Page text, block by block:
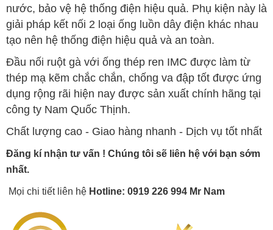
nước, bảo vệ hệ thống điện hiệu quả. Phụ kiện này là
giải pháp kết nối 2 loại ống luồn dây điện khác nhau
tạo nên hệ thống điện hiệu quả và an toàn.
Đầu nối ruột gà với ống thép ren IMC được làm từ
thép mạ kẽm chắc chắn, chống va đập tốt được ứng
dụng rộng rãi hiện nay được sản xuất chính hãng tại
công ty Nam Quốc Thịnh.
Chất lượng cao - Giao hàng nhanh - Dịch vụ tốt nhất
Đăng kí nhận tư vấn ! Chúng tôi sẽ liên hệ với bạn sớm
nhất.
Mọi chi tiết liên hệ Hotline: 0919 226 994 Mr Nam